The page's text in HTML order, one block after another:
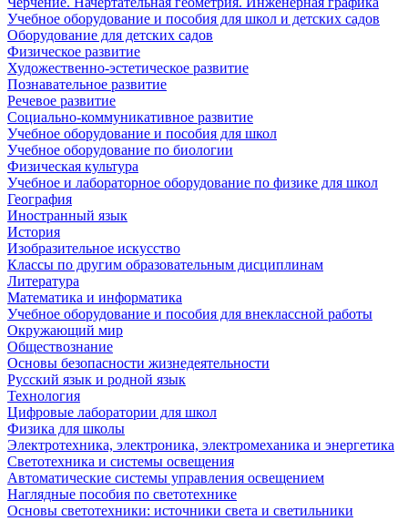
Учебное оборудование и пособия для школ и детских садов
Оборудование для детских садов
Физическое развитие
Художественно-эстетическое развитие
Познавательное развитие
Речевое развитие
Социально-коммуникативное развитие
Учебное оборудование и пособия для школ
Учебное оборудование по биологии
Физическая культура
Учебное и лабораторное оборудование по физике для школ
География
Иностранный язык
История
Изобразительное искусство
Классы по другим образовательным дисциплинам
Литература
Математика и информатика
Учебное оборудование и пособия для внеклассной работы
Окружающий мир
Обществознание
Основы безопасности жизнедеятельности
Русский язык и родной язык
Технология
Цифровые лаборатории для школ
Физика для школы
Электротехника, электроника, электромеханика и энергетика
Светотехника и системы освещения
Автоматические системы управления освещением
Наглядные пособия по светотехнике
Основы светотехники: источники света и светильники